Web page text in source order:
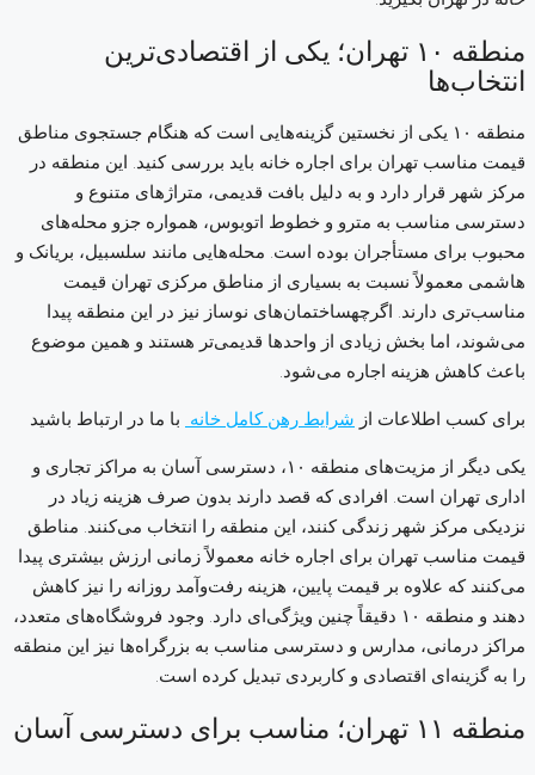
منطقه ۱۰ تهران؛ یکی از اقتصادی‌ترین
انتخاب‌ها
منطقه ۱۰ یکی از نخستین گزینه‌هایی است که هنگام جستجوی مناطق
قیمت مناسب تهران برای اجاره خانه باید بررسی کنید. این منطقه در
مرکز شهر قرار دارد و به دلیل بافت قدیمی، متراژهای متنوع و
دسترسی مناسب به مترو و خطوط اتوبوس، همواره جزو محله‌های
محبوب برای مستأجران بوده است. محله‌هایی مانند سلسبیل، بریانک و
هاشمی معمولاً نسبت به بسیاری از مناطق مرکزی تهران قیمت
مناسب‌تری دارند. اگرچهساختمان‌های نوساز نیز در این منطقه پیدا
می‌شوند، اما بخش زیادی از واحدها قدیمی‌تر هستند و همین موضوع
باعث کاهش هزینه اجاره می‌شود.
برای کسب اطلاعات از شرایط رهن کامل خانه با ما در ارتباط باشید
یکی دیگر از مزیت‌های منطقه ۱۰، دسترسی آسان به مراکز تجاری و
اداری تهران است. افرادی که قصد دارند بدون صرف هزینه زیاد در
نزدیکی مرکز شهر زندگی کنند، این منطقه را انتخاب می‌کنند. مناطق
قیمت مناسب تهران برای اجاره خانه معمولاً زمانی ارزش بیشتری پیدا
می‌کنند که علاوه بر قیمت پایین، هزینه رفت‌وآمد روزانه را نیز کاهش
دهند و منطقه ۱۰ دقیقاً چنین ویژگی‌ای دارد. وجود فروشگاه‌های متعدد،
مراکز درمانی، مدارس و دسترسی مناسب به بزرگراه‌ها نیز این منطقه
را به گزینه‌ای اقتصادی و کاربردی تبدیل کرده است.
منطقه ۱۱ تهران؛ مناسب برای دسترسی آسان